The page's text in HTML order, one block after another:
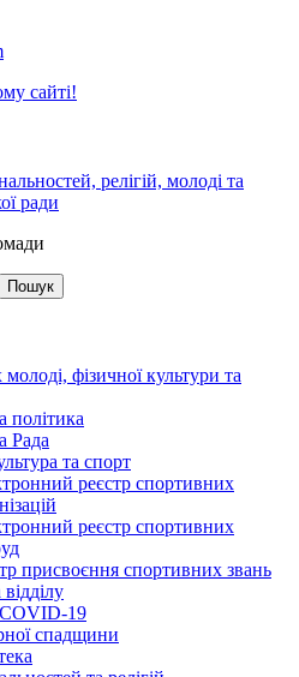
сайті!
релігій, молоді та
ради
фізичної культури та
політика
Рада
та спорт
реєстр спортивних
реєстр спортивних
присвоєння спортивних звань
19
спадщини